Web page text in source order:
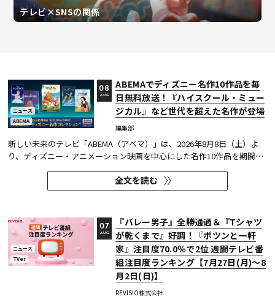
テレビ×SNSの関係
ニュース
ABEMA
ABEMAでディズニー名作10作品を毎
日無料放送！『ハイスクール・ミュー
ジカル』など世代を超えた名作が登場
編集部
08
AUG
新しい未来のテレビ「ABEMA（アベマ）」は、2026年8月8日（土）よ
り、ディズニー・アニメーション映画を中心にした名作10作品を期間限
定で無料放送することを決定した。
全文を読む
ニュース
TVer
『バレー男子』全勝通過＆『Tシャツ
が乾くまで』好調！『ポツンと一軒
家』注目度70.0％で2位 週間テレビ番
組注目度ランキング【7月27日(月)～8
月2日(日)】
REVISIO株式会社
07
AUG